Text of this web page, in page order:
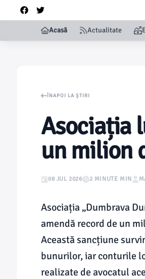
Acasă Actualitate
ÎNAPOI LA ȘTIRI
Asociația
un milion
08 JUL 2026 2 MINUTE MIN
Asociația „Dumbrava
amendă record de un
Această sancțiune
bunurilor, iar conturile
realizate de avocatul